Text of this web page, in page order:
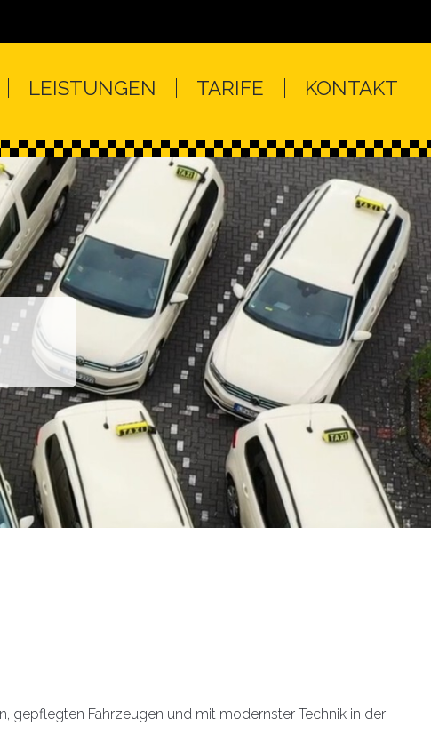
LEISTUNGEN TARIFE KONTAKT
gepflegten Fahrzeugen und mit modernster Technik in der